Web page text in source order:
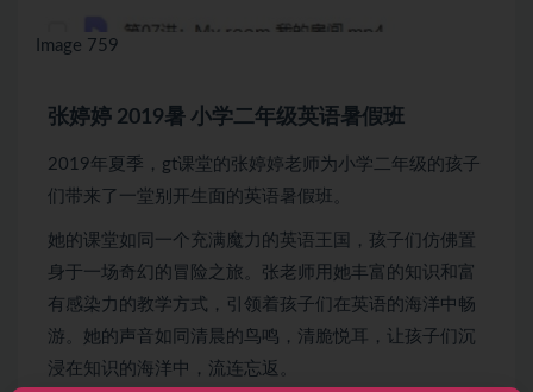
Image 759
张婷婷 2019暑 小学二年级英语暑假班
2019年夏季，gt课堂的张婷婷老师为小学二年级的孩子
们带来了一堂别开生面的英语暑假班。
她的课堂如同一个充满魔力的英语王国，孩子们仿佛置
身于一场奇幻的冒险之旅。张老师用她丰富的知识和富
有感染力的教学方式，引领着孩子们在英语的海洋中畅
游。她的声音如同清晨的鸟鸣，清脆悦耳，让孩子们沉
浸在知识的海洋中，流连忘返。